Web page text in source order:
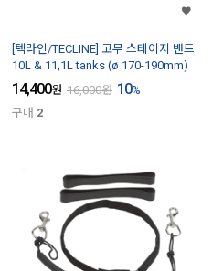
[텍라인/TECLINE] 고무 스테이지 밴드
10L & 11,1L tanks (ø 170-190mm)
14,400원 16,000원 10%
구매 2